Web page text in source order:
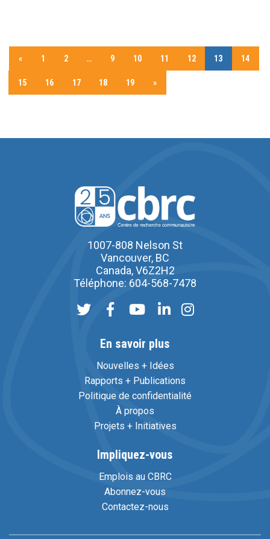
« 1 2 … 9 10 11 12 13 14
15 16 17 18 19 »
1007-808 Nelson St
Vancouver, BC
Canada, V6Z2H2
Téléphone: 604-568-7478
En savoir plus
Nouvelles + Idées
Rapports + Publications
Politique de confidentialité
À propos
Projets + Initiatives
Impliquez-vous
Emplois au CBRC
Abonnez-vous
Contactez-nous